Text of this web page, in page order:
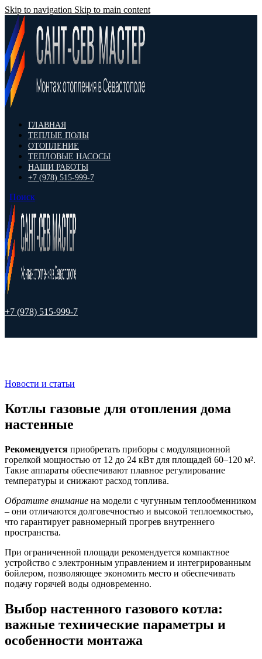
Skip to navigation Skip to main content
ГЛАВНАЯ
ТЕПЛЫЕ ПОЛЫ
ОТОПЛЕНИЕ
ТЕПЛОВЫЕ НАСОСЫ
НАШИ РАБОТЫ
+7 (978) 515-999-7
Поиск
+7 (978) 515-999-7
Новости и статьи
Котлы газовые для отопления дома
настенные
Рекомендуется приобретать приборы с модуляционной
горелкой мощностью от 12 до 24 кВт для площадей 60–120 м².
Такие аппараты обеспечивают плавное регулирование
температуры и снижают расход топлива.
Обратите внимание на модели с чугунным теплообменником
– они отличаются долговечностью и высокой теплоемкостью,
что гарантирует равномерный прогрев внутреннего
пространства.
При ограниченной площади рекомендуется компактное
устройство с электронным управлением и интегрированным
бойлером, позволяющее экономить место и обеспечивать
подачу горячей воды одновременно.
Выбор настенного газового котла:
важные технические параметры и
особенности монтажа